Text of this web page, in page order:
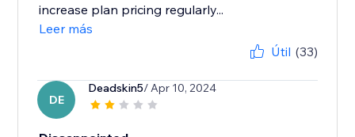
increase plan pricing regularly...
Leer más
Útil (33)
DE
Deadskin5/ Apr 10, 2024